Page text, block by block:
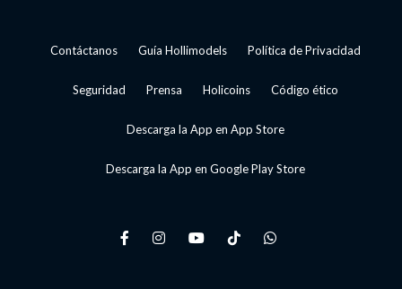
Contáctanos Guía Hollimodels Política de Privacidad
Seguridad Prensa Holicoins Código ético
Descarga la App en App Store
Descarga la App en Google Play Store